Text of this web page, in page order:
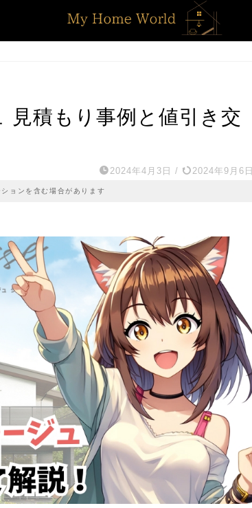
見積もり事例と値引き交
2024年4月3日 / 2024年9月6日
ョンを含む場合があります